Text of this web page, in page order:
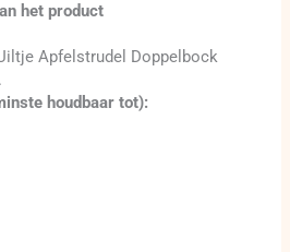
het product
Apfelstrudel Doppelbock
houdbaar tot):